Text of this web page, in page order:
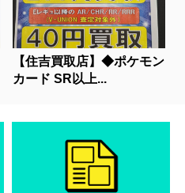
【住吉買取店】◆ポケモン
カード SR以上...